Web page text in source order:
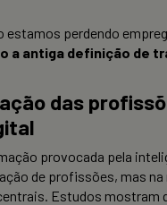
estamos perdendo
a antiga definição de
das
provocada pela
de profissões, mas
Estudos mostram